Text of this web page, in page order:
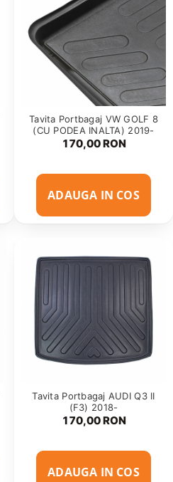
Tavita Portbagaj VW GOLF 8
(CU PODEA INALTA) 2019-
170,00 RON
ADAUGA IN COS
Tavita Portbagaj AUDI Q3 II
(F3) 2018-
170,00 RON
ADAUGA IN COS